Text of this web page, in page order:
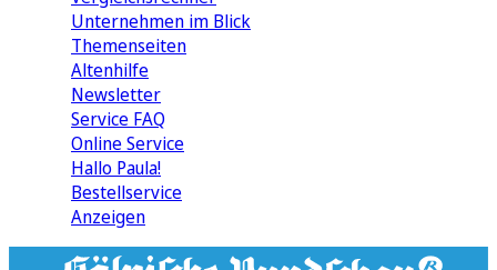
Unternehmen im Blick
Themenseiten
Altenhilfe
Newsletter
Service FAQ
Online Service
Hallo Paula!
Bestellservice
Anzeigen